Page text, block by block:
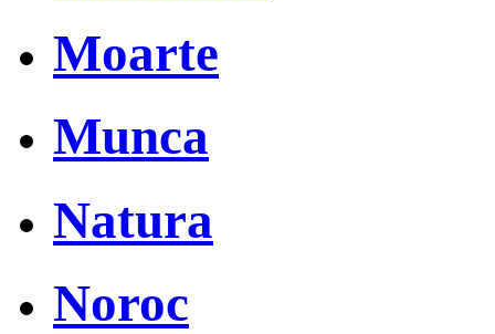
Moarte
Munca
Natura
Noroc